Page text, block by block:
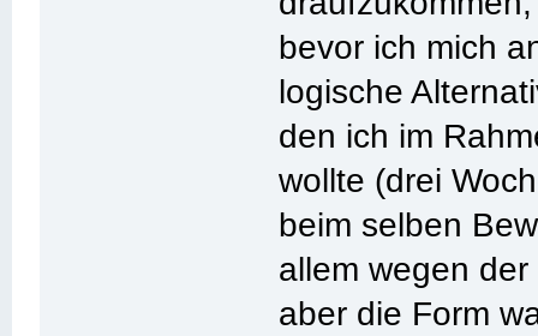
bevor ich mich
logische
den ich im
wollte (drei
beim selben
allem wegen
aber die Form